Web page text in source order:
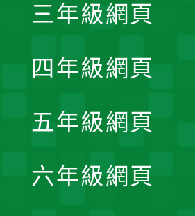
三年級網頁
四年級網頁
五年級網頁
六年級網頁